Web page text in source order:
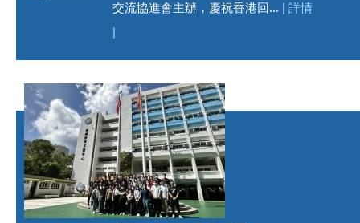
交流協進會主辦，慶祝香港回... | 詳情
|